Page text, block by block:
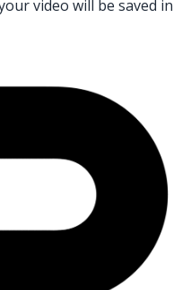
video will be saved in